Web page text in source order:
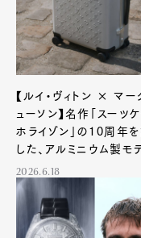
【ルイ・ヴィトン × マー
ューソン】名作「スーツ
ホライゾン」の10周年
した、アルミニウム製モ
登場！
2026.6.18